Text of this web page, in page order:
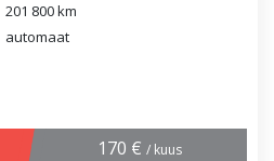
201 800 km
automaat
170 € / kuus